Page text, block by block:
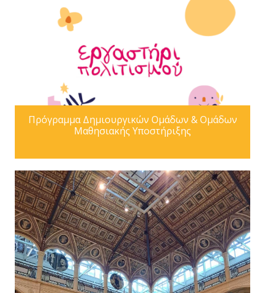
Πρόγραμμα Δημιουργικών Ομάδων & Ομάδων
Μαθησιακής Υποστήριξης